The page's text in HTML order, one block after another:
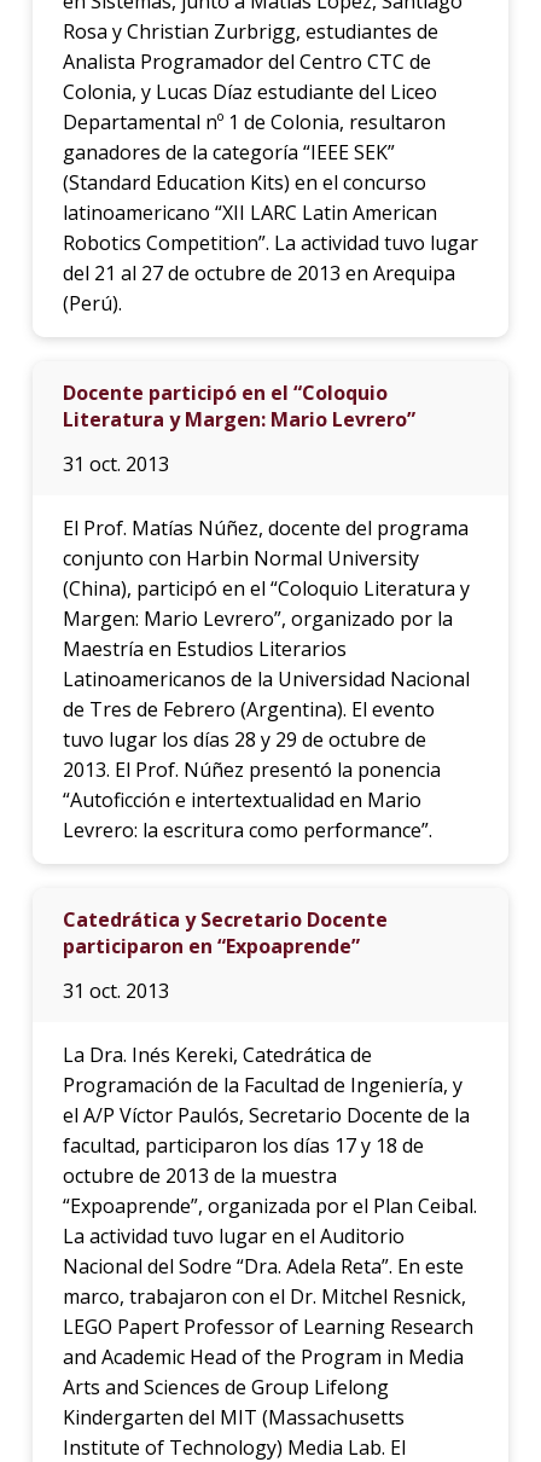
Rosa y Christian Zurbrigg, estudiantes de
Analista Programador del Centro CTC de
Colonia, y Lucas Díaz estudiante del Liceo
Departamental nº 1 de Colonia, resultaron
ganadores de la categoría “IEEE SEK”
(Standard Education Kits) en el concurso
latinoamericano “XII LARC Latin American
Robotics Competition”. La actividad tuvo lugar
del 21 al 27 de octubre de 2013 en Arequipa
(Perú).
Docente participó en el “Coloquio
Literatura y Margen: Mario Levrero”
31 oct. 2013
El Prof. Matías Núñez, docente del programa
conjunto con Harbin Normal University
(China), participó en el “Coloquio Literatura y
Margen: Mario Levrero”, organizado por la
Maestría en Estudios Literarios
Latinoamericanos de la Universidad Nacional
de Tres de Febrero (Argentina). El evento
tuvo lugar los días 28 y 29 de octubre de
2013. El Prof. Núñez presentó la ponencia
“Autoficción e intertextualidad en Mario
Levrero: la escritura como performance”.
Catedrática y Secretario Docente
participaron en “Expoaprende”
31 oct. 2013
La Dra. Inés Kereki, Catedrática de
Programación de la Facultad de Ingeniería, y
el A/P Víctor Paulós, Secretario Docente de la
facultad, participaron los días 17 y 18 de
octubre de 2013 de la muestra
“Expoaprende”, organizada por el Plan Ceibal.
La actividad tuvo lugar en el Auditorio
Nacional del Sodre “Dra. Adela Reta”. En este
marco, trabajaron con el Dr. Mitchel Resnick,
LEGO Papert Professor of Learning Research
and Academic Head of the Program in Media
Arts and Sciences de Group Lifelong
Kindergarten del MIT (Massachusetts
Institute of Technology) Media Lab. El